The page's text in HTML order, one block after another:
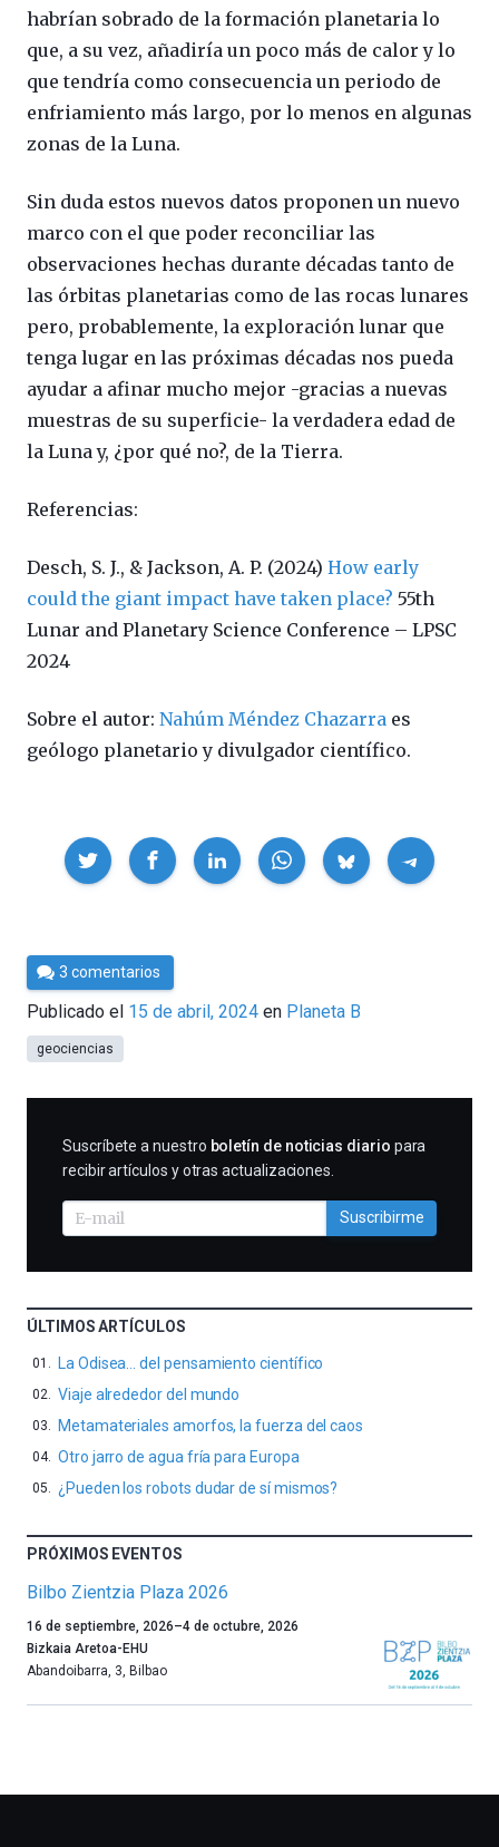
habrían sobrado de la formación planetaria lo
que, a su vez, añadiría un poco más de calor y lo
que tendría como consecuencia un periodo de
enfriamiento más largo, por lo menos en algunas
zonas de la Luna.
Sin duda estos nuevos datos proponen un nuevo
marco con el que poder reconciliar las
observaciones hechas durante décadas tanto de
las órbitas planetarias como de las rocas lunares
pero, probablemente, la exploración lunar que
tenga lugar en las próximas décadas nos pueda
ayudar a afinar mucho mejor -gracias a nuevas
muestras de su superficie- la verdadera edad de
la Luna y, ¿por qué no?, de la Tierra.
Referencias:
Desch, S. J., & Jackson, A. P. (2024) How early
could the giant impact have taken place? 55th
Lunar and Planetary Science Conference – LPSC
2024
Sobre el autor: Nahúm Méndez Chazarra es
geólogo planetario y divulgador científico.
Compartir
Por
César
Tomé
3 comentarios
Publicado el 15 de abril, 2024 en Planeta B
geociencias
SUSCRIBIRME
Suscríbete a nuestro boletín de noticias diario para
recibir artículos y otras actualizaciones.
Suscribirme
ÚLTIMOS ARTÍCULOS
La Odisea… del pensamiento científico
Viaje alrededor del mundo
Metamateriales amorfos, la fuerza del caos
Otro jarro de agua fría para Europa
¿Pueden los robots dudar de sí mismos?
PRÓXIMOS EVENTOS
Bilbo Zientzia Plaza 2026
Un
año
más,
16 de septiembre, 2026–4 de octubre, 2026
Bizkaia Aretoa-EHU
Abandoibarra, 3 Bilbao